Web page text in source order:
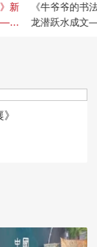
新
唱
《牛爷爷的书
龙潜跃水成